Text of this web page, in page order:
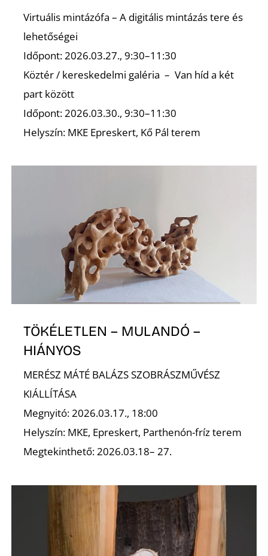
Virtuális mintázófa – A digitális mintázás tere és
lehetőségei
Időpont: 2026.03.27., 9:30–11:30
Köztér / kereskedelmi galéria – Van híd a két
part között
Időpont: 2026.03.30., 9:30–11:30
Helyszín: MKE Epreskert, Kő Pál terem
TÖKÉLETLEN – MULANDÓ –
HIÁNYOS
MERÉSZ MÁTÉ BALÁZS SZOBRÁSZMŰVÉSZ
KIÁLLÍTÁSA
Megnyitó: 2026.03.17., 18:00
Helyszín: MKE, Epreskert, Parthenón-fríz terem
Megtekinthető: 2026.03.18– 27.